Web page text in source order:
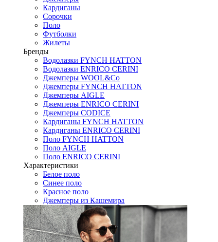
Кардиганы
Сорочки
Поло
Футболки
Жилеты
Бренды
Водолазки FYNCH HATTON
Водолазки ENRICO CERINI
Джемперы WOOL&Co
Джемперы FYNCH HATTON
Джемперы AIGLE
Джемперы ENRICO CERINI
Джемперы CODICE
Кардиганы FYNCH HATTON
Кардиганы ENRICO CERINI
Поло FYNCH HATTON
Поло AIGLE
Поло ENRICO CERINI
Характеристики
Белое поло
Синее поло
Красное поло
Джемперы из Кашемира